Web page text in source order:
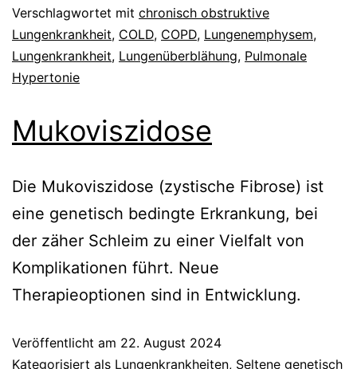
Verschlagwortet mit chronisch obstruktive
Lungenkrankheit, COLD, COPD, Lungenemphysem,
Lungenkrankheit, Lungenüberblähung, Pulmonale
Hypertonie
Mukoviszidose
Die Mukoviszidose (zystische Fibrose) ist
eine genetisch bedingte Erkrankung, bei
der zäher Schleim zu einer Vielfalt von
Komplikationen führt. Neue
Therapieoptionen sind in Entwicklung.
Veröffentlicht am 22. August 2024
Kategorisiert als Lungenkrankheiten, Seltene genetisch